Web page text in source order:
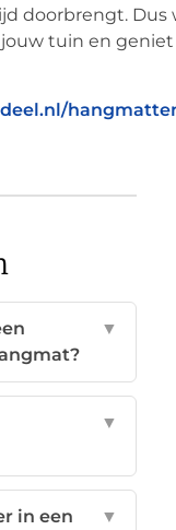
doorbrengt. Dus
tuin en
▼
▼
in een
▼